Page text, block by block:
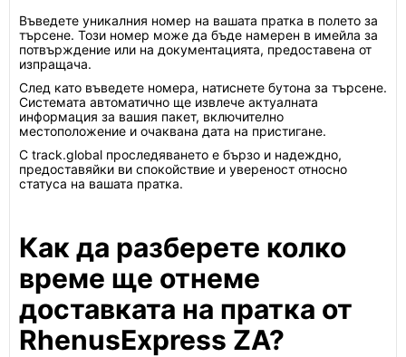
Въведете уникалния номер на вашата пратка в полето за
търсене. Този номер може да бъде намерен в имейла за
потвърждение или на документацията, предоставена от
изпращача.
След като въведете номера, натиснете бутона за търсене.
Системата автоматично ще извлече актуалната
информация за вашия пакет, включително
местоположение и очаквана дата на пристигане.
С track.global проследяването е бързо и надеждно,
предоставяйки ви спокойствие и увереност относно
статуса на вашата пратка.
Как да разберете колко
време ще отнеме
доставката на пратка от
RhenusExpress ZA?